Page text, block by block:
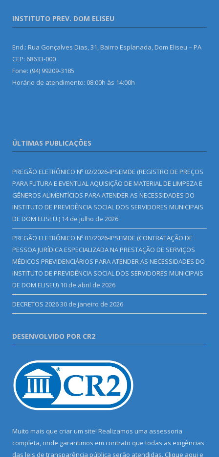
INSTITUTO PREV. DOM ELISEU
End.: Rua Gonçalves Dias, 31, Bairro Esplanada, Dom Eliseu – PA
CEP: 68633-000
Fone: (94) 99209-3185
Horário de atendimento: 08:00h às 14:00h
ÚLTIMAS PUBLICAÇÕES
PREGÃO ELETRÔNICO Nº 02/2026-IPSEMDE (REGISTRO DE PREÇOS
PARA FUTURA E EVENTUAL AQUISIÇÃO DE MATERIAL DE LIMPEZA E
GÊNEROS ALIMENTÍCIOS PARA ATENDER AS NECESSIDADES DO
INSTITUTO DE PREVIDÊNCIA SOCIAL DOS SERVIDORES MUNICIPAIS
DE DOM ELISEU.) 14 de julho de 2026
PREGÃO ELETRÔNICO Nº 01/2026-IPSEMDE (CONTRATAÇÃO DE
PESSOA JURÍDICA ESPECIALIZADA NA PRESTAÇÃO DE SERVIÇOS
MÉDICOS PREVIDENCIÁRIOS PARA ATENDER AS NECESSIDADES DO
INSTITUTO DE PREVIDÊNCIA SOCIAL DOS SERVIDORES MUNICIPAIS
DE DOM ELISEU) 10 de abril de 2026
DECRETOS 202630 de janeiro de 2026
DESENVOLVIDO POR CR2
Muito mais que criar um site! Realizamos uma assessoria
completa, onde garantimos em contrato que todas as exigências
das leis de transparência pública serão atendidas. Clique aqui e